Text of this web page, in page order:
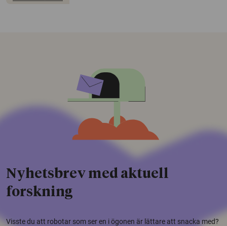
Nyhetsbrev med aktuell
forskning
Visste du att robotar som ser en i ögonen är lättare att snacka med?